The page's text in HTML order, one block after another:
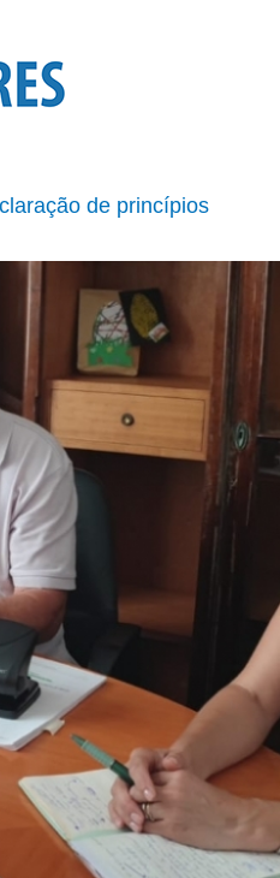
de princípios